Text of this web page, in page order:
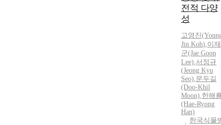
전적 다양
성
고영진(
Jin Koh),이재
군(Jae Goon
Lee),서정규
(Jeong Kyu
Seo),문두길
(Doo-Khil
Moon),한해
(Hae-Ryong
Han)
한국식물